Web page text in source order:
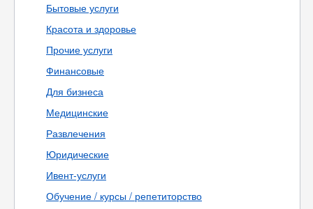
Бытовые услуги
Красота и здоровье
Прочие услуги
Финансовые
Для бизнеса
Медицинские
Развлечения
Юридические
Ивент-услуги
Обучение / курсы / репетиторство